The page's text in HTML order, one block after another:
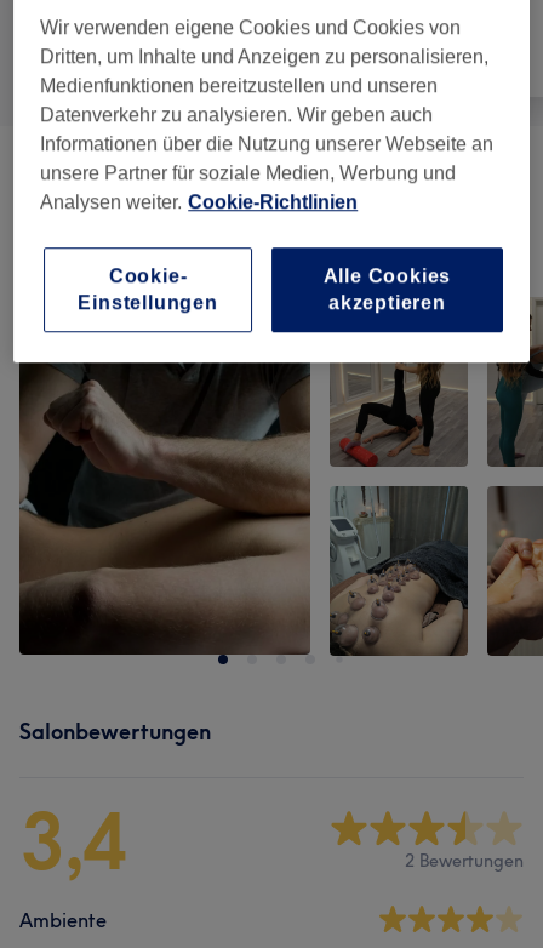
Alle Massage Fitness
Massagen (23) ab 29,75 €
Unsere Arbeit
Bild anklicken für weitere Details
Salonbewertungen
3,4 2 Bewertungen
Ambiente
Wir verwenden eigene Cookies und Cookies von
Dritten, um Inhalte und Anzeigen zu personalisieren,
Medienfunktionen bereitzustellen und unseren
Datenverkehr zu analysieren. Wir geben auch
Informationen über die Nutzung unserer Webseite an
unsere Partner für soziale Medien, Werbung und
Analysen weiter. Cookie-Richtlinien
Cookie-
Einstellungen
Alle Cookies
akzeptieren